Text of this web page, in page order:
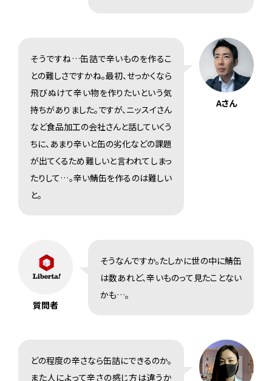
Aさん
そうですね…缶詰で辛いものを作るこ
との難しさですかね。最初、せっかくなら
飛びぬけて辛い物を作りたいという気
持ちがありました。ですが、ニッスイさん
など食品加工の会社さんと話していくう
ちに、あまり辛いと缶の劣化などの課題
が出てくるため難しいと言われてしまっ
たりして…。辛い鯖缶を作るのは難しい
と。
質問者
そうなんですか。たしかに世の中に鯖缶
は数あれど、辛いものって見たことない
かも…。
どの程度の辛さなら缶詰にできるのか。
また人によって辛さの感じ方は違うか